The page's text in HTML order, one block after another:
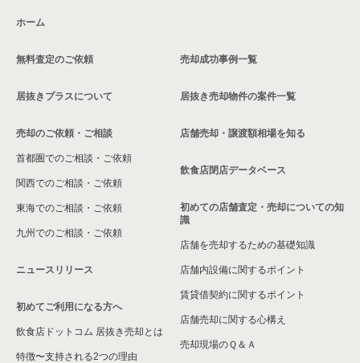
中野区の飲食店の居抜き売却物件の案件一覧
ホーム
無料査定のご依頼
居抜きプラスについて
売却のご依頼・ご相談
首都圏でのご相談・ご依頼
関西でのご相談・ご依頼
東海でのご相談・ご依頼
九州でのご相談・ご依頼
ニュースリリース
初めてご利用になる方へ
飲食店ドットコム 居抜き売却とは
特徴〜支持される2つの理由
売却成功事例一覧
居抜き売却物件の案件一覧
店舗売却・譲渡額相場を知る
飲食店閉店データベース
初めての店舗査定・売却についての知
識
店舗を売却するための基礎知識
店舗内設備に関するポイント
賃貸借契約に関するポイント
店舗売却に関する心構え
売却現場のＱ＆Ａ